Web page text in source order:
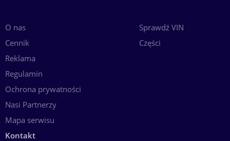
O nas
Cennik
Reklama
Regulamin
Ochrona prywatności
Nasi Partnerzy
Mapa serwisu
Kontakt
Sprawdź VIN
Części